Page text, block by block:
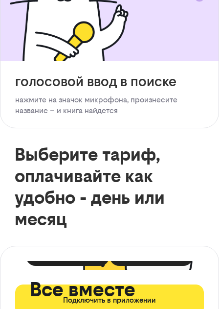
голосовой ввод в поиске
нажмите на значок микрофона, произнесите
название – и книга найдется
Выберите тариф,
оплачивайте как
удобно - день или
месяц
Все вместе
Подключить в приложении